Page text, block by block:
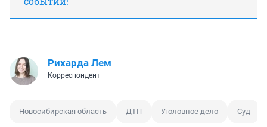
Рихарда Лем
Корреспондент
Новосибирская область ДТП Уголовное дело Суд